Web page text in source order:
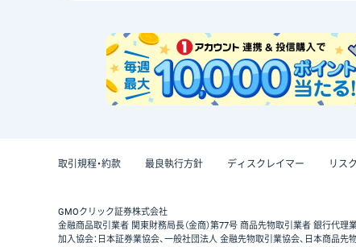
取引規程・約款 最良執行方針 ディスクレイマー リス
GMOクリック証券株式会社
金融商品取引業者 関東財務局長（金商）第77号 商品先物取引業者 銀行代理
加入協会：日本証券業協会、一般社団法人 金融先物取引業協会、日本商品先